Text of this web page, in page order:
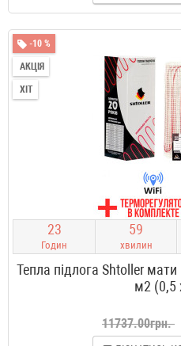
-10 %
АКЦІЯ
ХІТ
23
Годин
59
хвилин
Тепла підлога Shtoller
м2 (0,5
11737.00грн.